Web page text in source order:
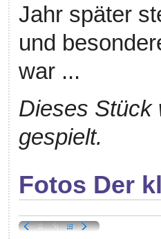
Jahr später
und
war ...
Dieses Stück
gespielt.
Fotos Der